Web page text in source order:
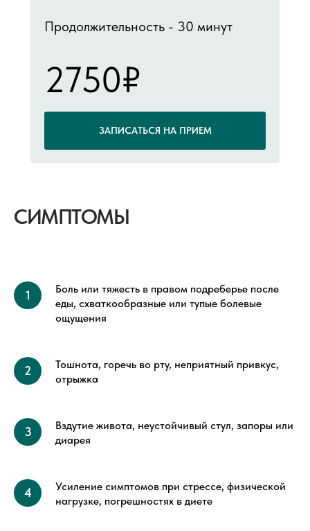
Продолжительность - 30 минут
2750₽
ЗАПИСАТЬСЯ НА ПРИЕМ
СИМПТОМЫ
Боль или тяжесть в правом подреберье после
еды, схваткообразные или тупые болевые
ощущения
Тошнота, горечь во рту, неприятный привкус,
отрыжка
Вздутие живота, неустойчивый стул, запоры или
диарея
Усиление симптомов при стрессе, физической
нагрузке, погрешностях в диете